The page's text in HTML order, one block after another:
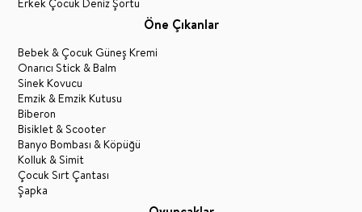
Erkek Çocuk Deniz Şortu
Öne Çıkanlar
Bebek & Çocuk Güneş Kremi
Onarıcı Stick & Balm
Sinek Kovucu
Emzik & Emzik Kutusu
Biberon
Bisiklet & Scooter
Banyo Bombası & Köpüğü
Kolluk & Simit
Çocuk Sırt Çantası
Şapka